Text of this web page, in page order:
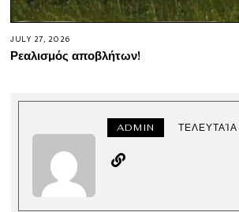
JULY 27, 2026
Ρεαλισμός αποβλήτων!
ADMIN